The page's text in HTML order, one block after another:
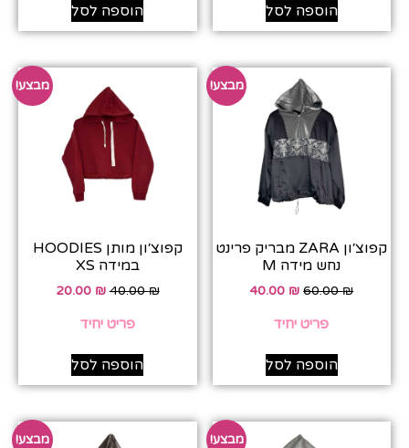
הוספה לסל הוספה לסל
מבצע!
קפוצ׳ון ZARA מבריק פרינט
נחש מידה M
60.00₪
40.00 ₪
פריט יחיד
הוספה לסל
מבצע!
קפוצ׳ון מותן HOODIES
במידה XS
40.00₪
20.00 ₪
פריט יחיד
הוספה לסל
מבצע! מבצע!